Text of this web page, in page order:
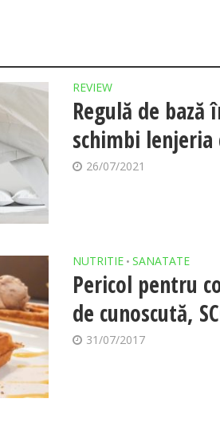
REVIEW
Regulă de
schimbi
26/07/2021
NUTRITIE • SANATATE
Pericol pentru
de cunoscută,
31/07/2017